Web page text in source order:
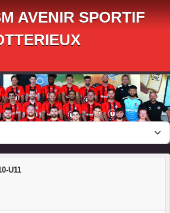
AVENIR SPORTIF
U11
cookies